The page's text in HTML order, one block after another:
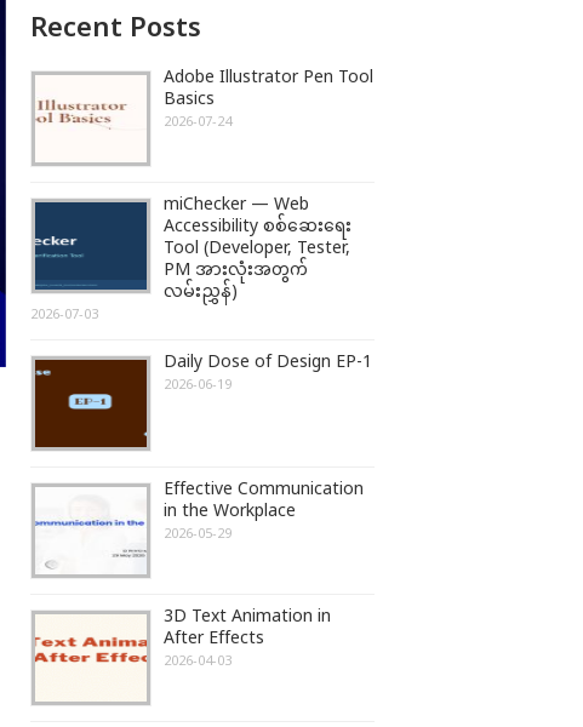
Recent Posts
Adobe Illustrator Pen Tool
Basics
2026-07-24
miChecker — Web
Accessibility စစ်ဆေးရေး
Tool (Developer, Tester,
PM အားလုံးအတွက်
လမ်းညွှန်)
2026-07-03
Daily Dose of Design EP-1
2026-06-19
Effective Communication
in the Workplace
2026-05-29
3D Text Animation in
After Effects
2026-04-03